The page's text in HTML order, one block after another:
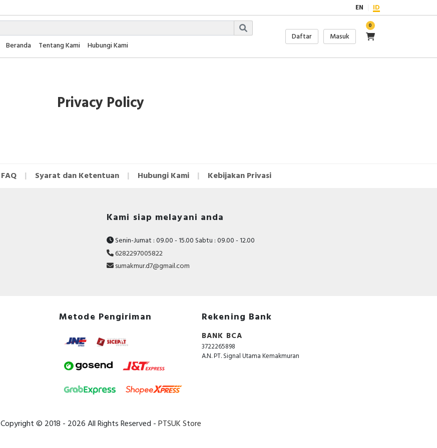
EN ID
Beranda Tentang Kami Hubungi Kami
Daftar Masuk
0
Privacy Policy
FAQ Syarat dan Ketentuan Hubungi Kami Kebijakan Privasi
Kami siap melayani anda
Senin-Jumat : 09.00 - 15.00 Sabtu : 09.00 - 12.00
6282297005822
sumakmur.d7@gmail.com
Metode Pengiriman Rekening Bank
BANK BCA
3722265898
A.N. PT. Signal Utama Kemakmuran
Copyright © 2018 - 2026 All Rights Reserved -PTSUK Store